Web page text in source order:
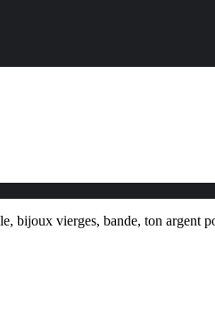
bijoux vierges, bande, ton argent